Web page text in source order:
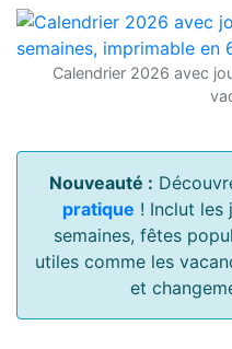
Calendrier 2026 avec
Nouveauté :
pratique ! Inclut les
semaines, fêtes
utiles comme les
et